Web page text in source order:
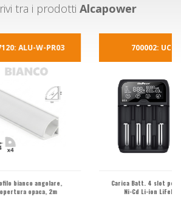
tra i prodotti Alcapower
PR03
2m
Carica Batt. 4 slot per Ni-MH
Ni-Cd Li-ion LiFePO4